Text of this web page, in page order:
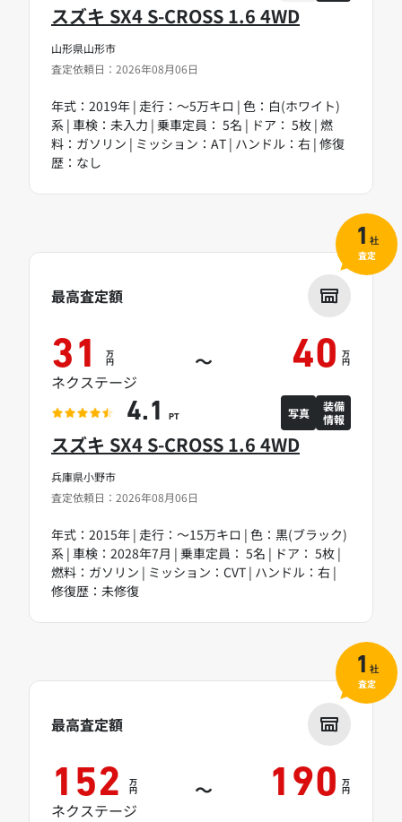
山形県山形市
査定依頼日：2026年08月06日
スズキ SX4 S-CROSS 1.6 4WD
年式：2019年 | 走行：～5万キロ | 色：白(ホワイト)
系 | 車検：未入力 | 乗車定員： 5名 | ドア： 5枚 | 燃
料：ガソリン | ミッション：AT | ハンドル：右 | 修復
歴：なし
兵庫県小野市
査定依頼日：2026年08月06日
スズキ SX4 S-CROSS 1.6 4WD
年式：2015年 | 走行：～15万キロ | 色：黒(ブラック)
系 | 車検：2028年7月 | 乗車定員： 5名 | ドア： 5枚 |
燃料：ガソリン | ミッション：CVT | ハンドル：右 |
修復歴：未修復
最高査定額
31 万
円 ～ 40 万
円
ネクステージ
4.1 PT 写真
装備
情報
1 社
査定
最高査定額
152 万
円 ～ 190 万
円
ネクステージ
1 社
査定